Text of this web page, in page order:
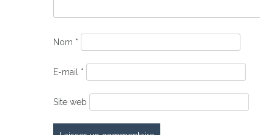
Nom *
E-mail *
Site web